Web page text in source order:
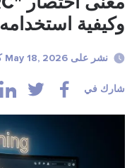
وكيفية استخدامه
نشر على May 18, 2026 كتب بواسطة Elisabeth McGowan
شارك في